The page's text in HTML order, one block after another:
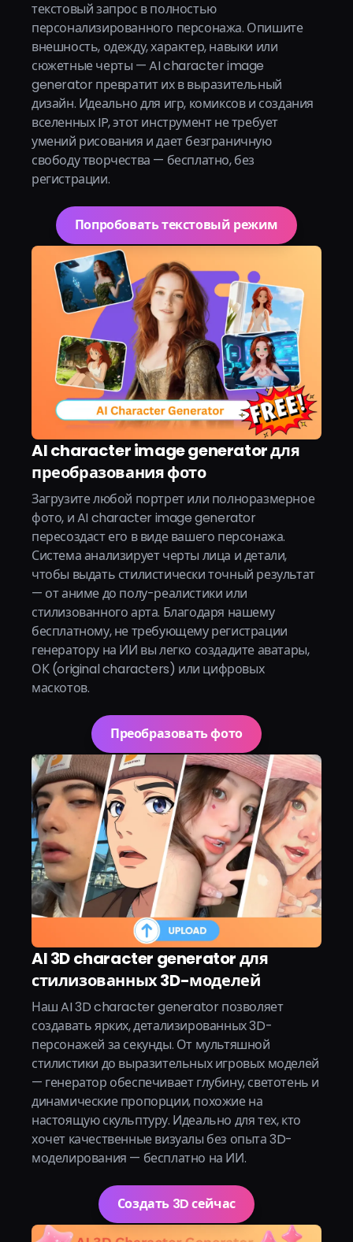
текстовый запрос в полностью
персонализированного персонажа. Опишите
внешность, одежду, характер, навыки или
сюжетные черты — AI character image
generator превратит их в выразительный
дизайн. Идеально для игр, комиксов и создания
вселенных IP, этот инструмент не требует
умений рисования и дает безграничную
свободу творчества — бесплатно, без
регистрации.
Попробовать текстовый режим
AI character image generator для
преобразования фото
Загрузите любой портрет или полноразмерное
фото, и AI character image generator
пересоздаст его в виде вашего персонажа.
Система анализирует черты лица и детали,
чтобы выдать стилистически точный результат
— от аниме до полу-реалистики или
стилизованного арта. Благодаря нашему
бесплатному, не требующему регистрации
генератору на ИИ вы легко создадите аватары,
ОК (original characters) или цифровых
маскотов.
Преобразовать фото
AI 3D character generator для
стилизованных 3D-моделей
Наш AI 3D character generator позволяет
создавать ярких, детализированных 3D-
персонажей за секунды. От мультяшной
стилистики до выразительных игровых моделей
— генератор обеспечивает глубину, светотень и
динамические пропорции, похожие на
настоящую скульптуру. Идеально для тех, кто
хочет качественные визуалы без опыта 3D-
моделирования — бесплатно на ИИ.
Создать 3D сейчас